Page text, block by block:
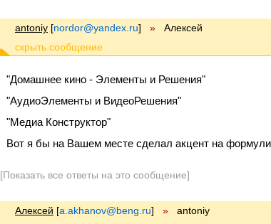
antoniy [nordor@yandex.ru] » Алексей
"Домашнее кино - Элементы и Решения"
"АудиоЭлементы и ВидеоРешения"
"Медиа Конструктор"
Вот я бы на Вашем месте сделал акцент на
[Показать все ответы на это сообщение]
Алексей [a.akhanov@beng.ru] » antoniy